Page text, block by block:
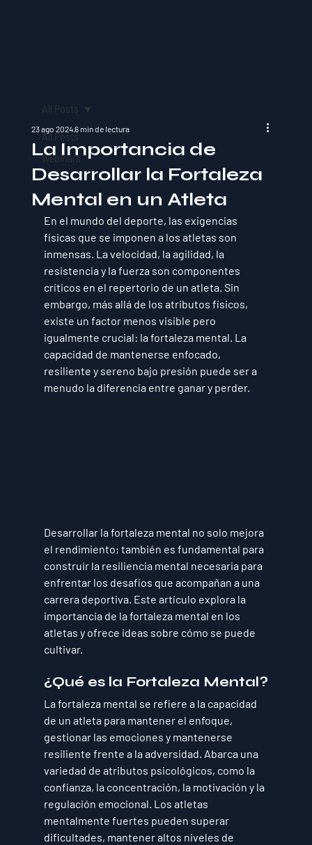
All Posts
Webinars
All Posts
La Importancia de
Desarrollar la Fortaleza
Mental en un Atleta
23 ago 20246 min de lectura
En el mundo del deporte, las exigencias
físicas que se imponen a los atletas son
inmensas. La velocidad, la agilidad, la
resistencia y la fuerza son componentes
críticos en el repertorio de un atleta. Sin
embargo, más allá de los atributos físicos,
existe un factor menos visible pero
igualmente crucial: la fortaleza mental. La
capacidad de mantenerse enfocado,
resiliente y sereno bajo presión puede ser a
menudo la diferencia entre ganar y perder.
Desarrollar la fortaleza mental no solo mejora
el rendimiento; también es fundamental para
construir la resiliencia mental necesaria para
enfrentar los desafíos que acompañan a una
carrera deportiva. Este artículo explora la
importancia de la fortaleza mental en los
atletas y ofrece ideas sobre cómo se puede
cultivar.
¿Qué es la Fortaleza Mental?
La fortaleza mental se refiere a la capacidad
de un atleta para mantener el enfoque,
gestionar las emociones y mantenerse
resiliente frente a la adversidad. Abarca una
variedad de atributos psicológicos, como la
confianza, la concentración, la motivación y la
regulación emocional. Los atletas
mentalmente fuertes pueden superar
dificultades, mantener altos niveles de